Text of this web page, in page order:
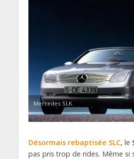
Mercedes SLK
Désormais rebaptisée SLC, le
pas pris trop de rides. Même si